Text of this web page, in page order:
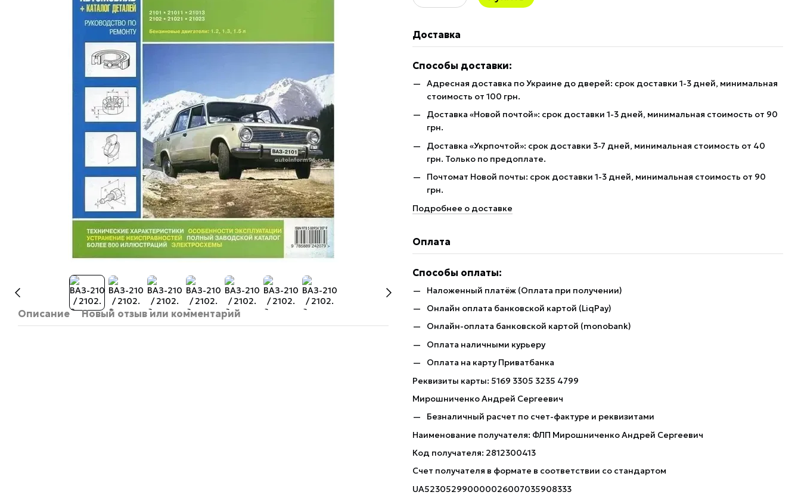
Описание Новый отзыв или комментарий
Доставка
Способы доставки:
Адресная доставка по Украине до дверей: срок доставки 1-3 дней, минимальная
стоимость от 100 грн.
Доставка «Новой почтой»: срок доставки 1-3 дней, минимальная стоимость от 90
грн.
Доставка «Укрпочтой»: срок доставки 3-7 дней, минимальная стоимость от 40
грн. Только по предоплате.
Почтомат Новой почты: срок доставки 1-3 дней, минимальная стоимость от 90
грн.
Подробнее о доставке
Оплата
Способы оплаты:
Наложенный платёж (Оплата при получении)
Онлайн оплата банковской картой (LiqPay)
Онлайн-оплата банковской картой (monobank)
Оплата наличными курьеру
Оплата на карту Приватбанка
Реквизиты карты: 5169 3305 3235 4799
Мирошниченко Андрей Сергеевич
Безналичный расчет по счет-фактуре и реквизитами
Наименование получателя: ФЛП Мирошниченко Андрей Сергеевич
Код получателя: 2812300413
Счет получателя в формате в соответствии со стандартом
UA523052990000026007035908333